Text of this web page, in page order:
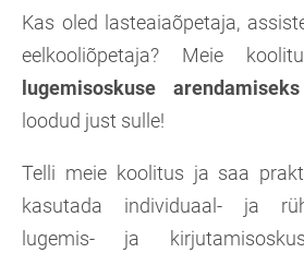
Kas oled lasteaiaõpetaja,
eelkooliõpetaja? Meie
lugemisoskuse
loodud just sulle!
Telli meie koolitus ja saa
kasutada individuaal- ja
lugemis- ja